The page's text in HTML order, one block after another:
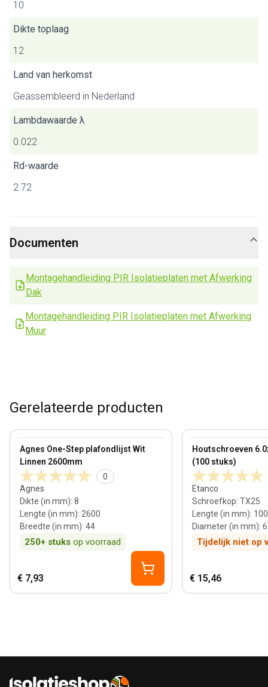
10
Dikte toplaag
12
Land van herkomst
Geassembleerd in Nederland
Lambdawaarde λ
0.022
Rd-waarde
2.72
Documenten
Montagehandleiding PIR Isolatieplaten met Afwerking
Dak
Montagehandleiding PIR Isolatieplaten met Afwerking
Muur
Gerelateerde producten
Agnes One-Step plafondlijst Wit
Linnen 2600mm
0
Agnes
Dikte (in mm): 8
Lengte (in mm): 2600
Breedte (in mm): 44
250+ stuks op voorraad
View product
€ 7,93
Houtschroeven
(100 stuks)
Etanco
Schroefkop: TX25
Lengte (in mm): 100
Diameter (in mm): 6
Tijdelijk niet op
View product
€ 15,46